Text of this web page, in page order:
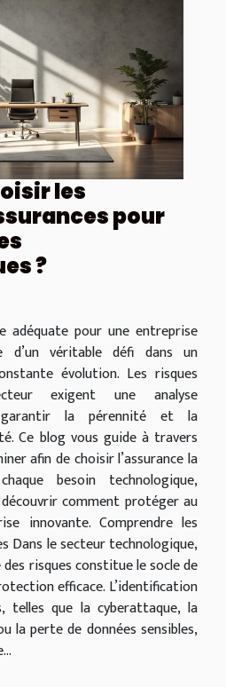
les
pour
?
adéquate pour une entreprise
d’un véritable défi dans un
évolution. Les risques
exigent une analyse
la pérennité et la
Ce blog vous guide à travers
afin de choisir l’assurance la
besoin technologique,
comment protéger au
innovante. Comprendre les
Dans le secteur technologique,
risques constitue le socle de
efficace. L’identification
telles que la cyberattaque, la
la perte de données sensibles,